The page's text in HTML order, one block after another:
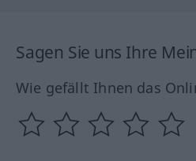
Sagen Sie uns Ihre
Wie gefällt Ihnen das